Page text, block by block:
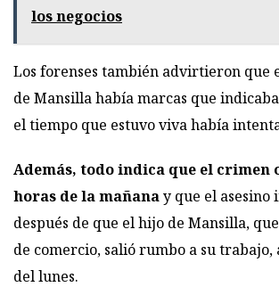
los negocios
Los forenses también advirtieron que
de Mansilla había marcas que
el tiempo que estuvo viva había
Además, todo indica que el crimen
horas de la mañanay que el asesino
después de que el hijo de Mansilla,
de comercio, salió rumbo a su trabajo,
del lunes.